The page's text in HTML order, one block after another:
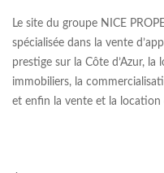
Le site du groupe NICE
spécialisée dans la vente
prestige sur la Côte d’Azur,
immobiliers, la
et enfin la vente et la location